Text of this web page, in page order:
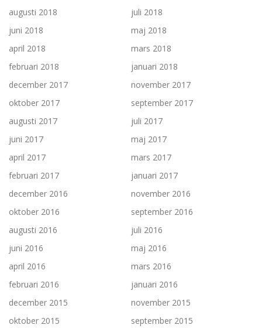
augusti 2018
juli 2018
juni 2018
maj 2018
april 2018
mars 2018
februari 2018
januari 2018
december 2017
november 2017
oktober 2017
september 2017
augusti 2017
juli 2017
juni 2017
maj 2017
april 2017
mars 2017
februari 2017
januari 2017
december 2016
november 2016
oktober 2016
september 2016
augusti 2016
juli 2016
juni 2016
maj 2016
april 2016
mars 2016
februari 2016
januari 2016
december 2015
november 2015
oktober 2015
september 2015